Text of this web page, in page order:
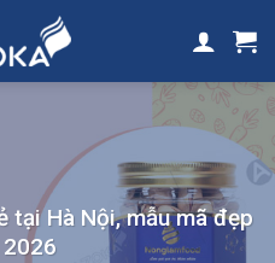
tại Hà Nội, mẫu mã đẹp